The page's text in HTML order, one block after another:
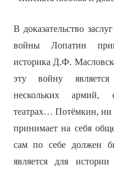
В доказательство
войны Лопатин
историка Д.Ф.
эту войну
нескольких армий,
театрах… Потёмкин, ни
принимает на себя
сам по себе должен
является для